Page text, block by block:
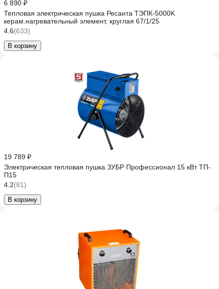
6 890 ₽
Тепловая электрическая пушка Ресанта ТЭПК-5000K
керам.нагревательный элемент, круглая 67/1/25
4.6(633)
В корзину
19 789 ₽
Электрическая тепловая пушка ЗУБР Профессионал 15 кВт ТП-
П15
4.2(81)
В корзину